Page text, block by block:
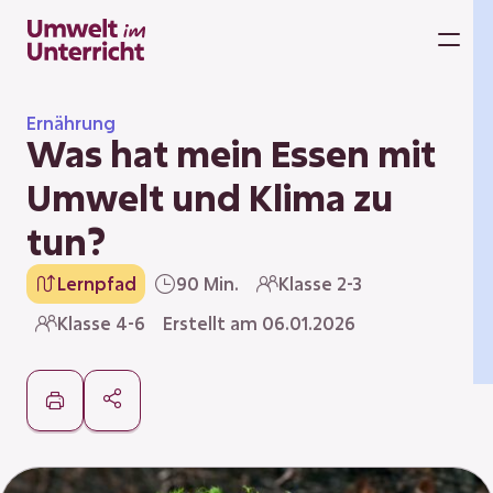
Inhalt
springen
Ernährung
Was hat mein Essen mit
Umwelt und Klima zu
tun?
Lernpfad 90 Min.
Klasse 2-3
Klasse 4-6
Erstellt am 06.01.2026